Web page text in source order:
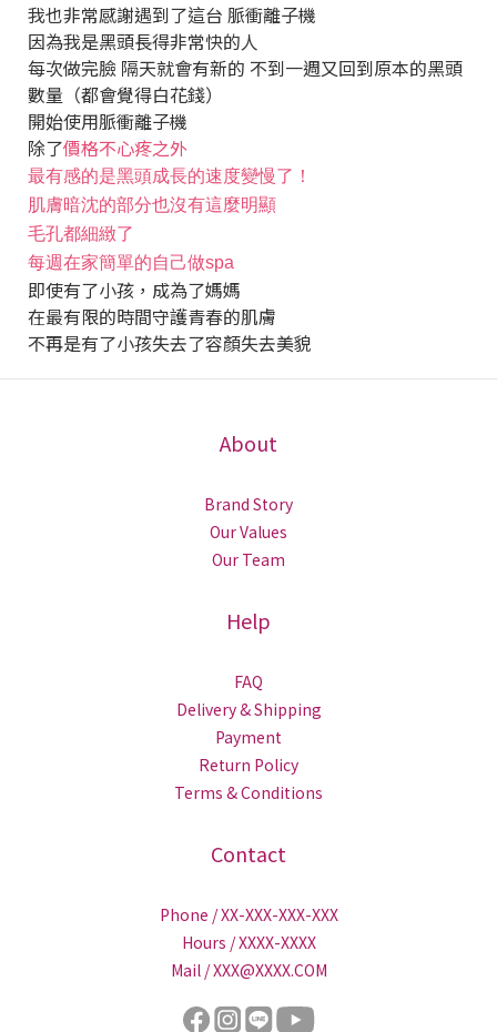
我也非常感謝遇到了這台 脈衝離子機
因為我是黑頭長得非常快的人
每次做完臉 隔天就會有新的 不到一週又回到原本的黑頭
數量（都會覺得白花錢）
開始使用脈衝離子機
除了價格不心疼之外
最有感的是黑頭成長的速度變慢了！
肌膚暗沈的部分也沒有這麼明顯
毛孔都細緻了
每週在家簡單的自己做spa
即使有了小孩，成為了媽媽
在最有限的時間守護青春的肌膚
不再是有了小孩失去了容顏失去美貌
About
Brand Story
Our Values
Our Team
Help
FAQ
Delivery & Shipping
Payment
Return Policy
Terms & Conditions
Contact
Phone / XX-XXX-XXX-XXX
Hours / XXXX-XXXX
Mail / XXX@XXXX.COM